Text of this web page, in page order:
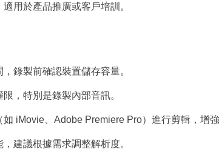
用於產品推廣或客戶培訓。
錄製前確認裝置儲存容量。
，特別是錄製內部音訊。
iMovie、Adobe Premiere Pro）進行剪輯，增強
建議根據需求調整解析度。